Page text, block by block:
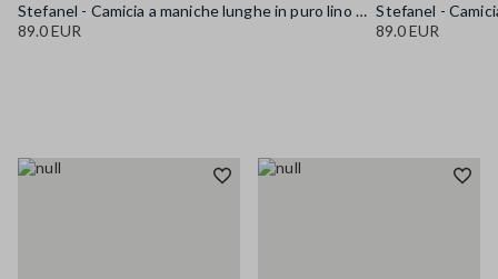
Stefanel - Camicia a maniche lunghe in puro lino gialla regular fit, Donna, Giallo senape
89.0 EUR
89.0 EUR